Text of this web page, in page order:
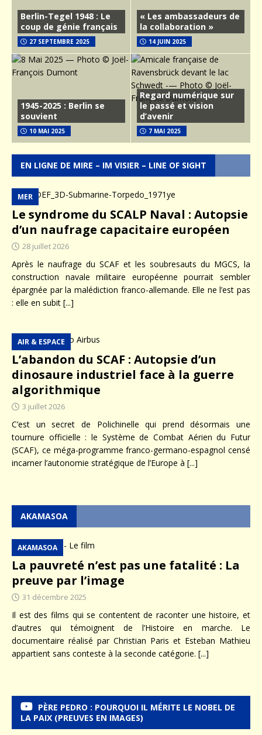
Berlin-Tegel 1948 : Le
coup de génie français
27 SEPTEMBRE 2025
« Les ambassadeurs de
la collaboration »
14 JUIN 2025
1945-2025 : Berlin se
souvient
10 MAI 2025
Regard numérique sur
le passé et vision
d’avenir
7 MAI 2025
EN LIGNE DE MIRE – IM VISIER – LINE OF SIGHT
Le syndrome du SCALP Naval : Autopsie
d’un naufrage capacitaire européen
MER
28 juillet 2026
Après le naufrage du SCAF et les soubresauts du MGCS, la
construction navale militaire européenne pourrait sembler
épargnée par la malédiction franco-allemande. Elle ne l’est pas
: elle en subit [...]
L’abandon du SCAF : Autopsie d’un
dinosaure industriel face à la guerre
algorithmique
AIR & ESPACE
3 juillet 2026
C’est un secret de Polichinelle qui prend désormais une
tournure officielle : le Système de Combat Aérien du Futur
(SCAF), ce méga-programme franco-germano-espagnol censé
incarner l’autonomie stratégique de l’Europe à [...]
AKAMASOA
La pauvreté n’est pas une fatalité : La
preuve par l’image
AKAMASOA
31 décembre 2025
Il est des films qui se contentent de raconter une histoire, et
d’autres qui témoignent de l’Histoire en marche. Le
documentaire réalisé par Christian Paris et Esteban Mathieu
appartient sans conteste à la seconde catégorie. [...]
PÈRE PEDRO : POURQUOI IL MÉRITE LE NOBEL DE
LA PAIX (PREUVES EN IMAGES)